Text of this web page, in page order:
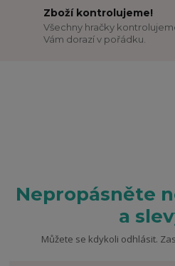
Zboží kontrolujeme!
Všechny hračky
Vám dorazí v pořádku.
Nepropásněte
a
Můžete se kdykoli odhlásit.